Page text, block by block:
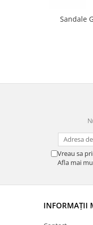
Sandale
Vreau sa
Afla mai
INFORMAȚII